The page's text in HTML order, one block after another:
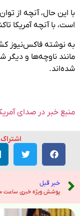
با این حال، آنچه از
است، با آنچه آمریکا
به نوشته فاکس‌نیوز
مانند ناوچه‌ها و دیگر
شده‌اند.
منبع خبر در صدای
خبر قبل